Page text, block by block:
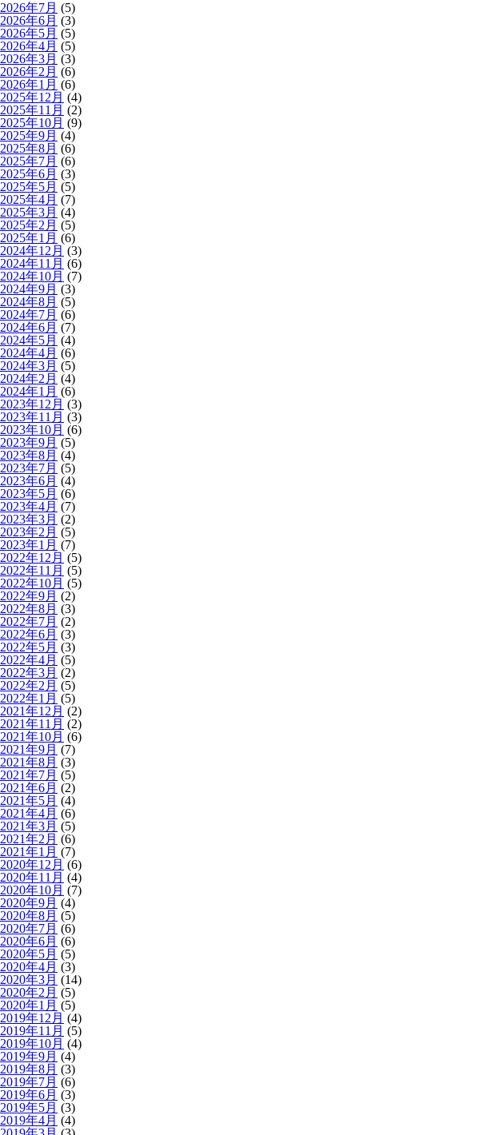
2026年7月 (5)
2026年6月 (3)
2026年5月 (5)
2026年4月 (5)
2026年3月 (3)
2026年2月 (6)
2026年1月 (6)
2025年12月 (4)
2025年11月 (2)
2025年10月 (9)
2025年9月 (4)
2025年8月 (6)
2025年7月 (6)
2025年6月 (3)
2025年5月 (5)
2025年4月 (7)
2025年3月 (4)
2025年2月 (5)
2025年1月 (6)
2024年12月 (3)
2024年11月 (6)
2024年10月 (7)
2024年9月 (3)
2024年8月 (5)
2024年7月 (6)
2024年6月 (7)
2024年5月 (4)
2024年4月 (6)
2024年3月 (5)
2024年2月 (4)
2024年1月 (6)
2023年12月 (3)
2023年11月 (3)
2023年10月 (6)
2023年9月 (5)
2023年8月 (4)
2023年7月 (5)
2023年6月 (4)
2023年5月 (6)
2023年4月 (7)
2023年3月 (2)
2023年2月 (5)
2023年1月 (7)
2022年12月 (5)
2022年11月 (5)
2022年10月 (5)
2022年9月 (2)
2022年8月 (3)
2022年7月 (2)
2022年6月 (3)
2022年5月 (3)
2022年4月 (5)
2022年3月 (2)
2022年2月 (5)
2022年1月 (5)
2021年12月 (2)
2021年11月 (2)
2021年10月 (6)
2021年9月 (7)
2021年8月 (3)
2021年7月 (5)
2021年6月 (2)
2021年5月 (4)
2021年4月 (6)
2021年3月 (5)
2021年2月 (6)
2021年1月 (7)
2020年12月 (6)
2020年11月 (4)
2020年10月 (7)
2020年9月 (4)
2020年8月 (5)
2020年7月 (6)
2020年6月 (6)
2020年5月 (5)
2020年4月 (3)
2020年3月 (14)
2020年2月 (5)
2020年1月 (5)
2019年12月 (4)
2019年11月 (5)
2019年10月 (4)
2019年9月 (4)
2019年8月 (3)
2019年7月 (6)
2019年6月 (3)
2019年5月 (3)
2019年4月 (4)